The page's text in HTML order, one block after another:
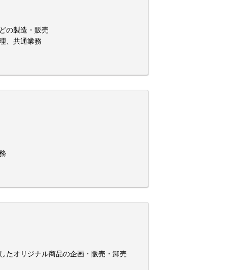
の製造・販売
、共通業務
たオリジナル商品の企画・販売・卸売